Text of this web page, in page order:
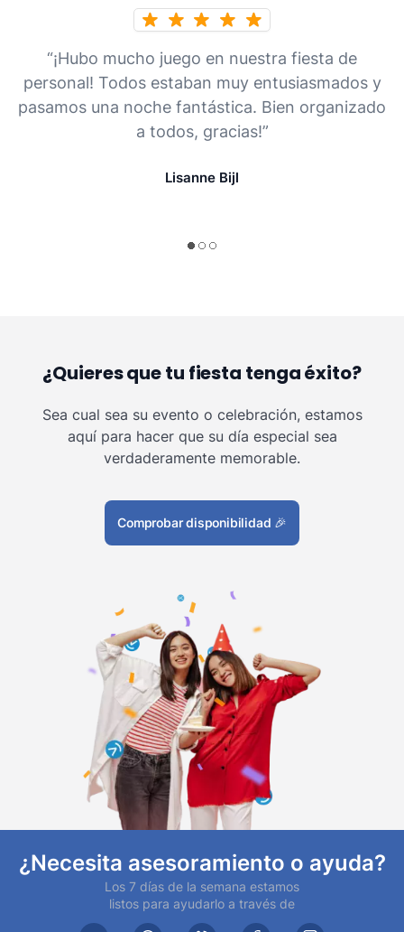
“¡Hubo mucho juego en nuestra fiesta de
personal! Todos estaban muy entusiasmados y
pasamos una noche fantástica. Bien organizado
a todos, gracias!”
Lisanne Bijl
¿Quieres que tu fiesta tenga éxito?
Sea cual sea su evento o celebración, estamos
aquí para hacer que su día especial sea
verdaderamente memorable.
Comprobar disponibilidad 🎉
¿Necesita asesoramiento o ayuda?
Los 7 días de la semana estamos
listos para ayudarlo a través de